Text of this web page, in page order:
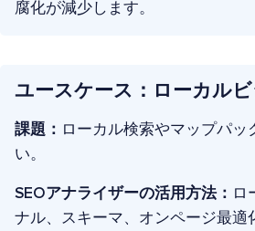
腐化が減少します。
ユースケース：ローカル
課題： ローカル検索やマップパッ
い。
SEOアナライザーの活用方法： ロ
ナル、スキーマ、オンページ最適